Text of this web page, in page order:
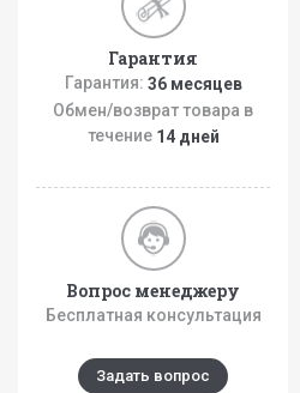
Гарантия
Гарантия: 36 месяцев
Обмен/возврат товара в
течение 14 дней
Вопрос менеджеру
Бесплатная консультация
Задать вопрос